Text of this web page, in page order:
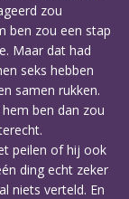
zou
ben zou een stap
Maar dat had
seks hebben
samen rukken.
ben dan zou
peilen of hij ook
ding echt zeker
niets verteld. En